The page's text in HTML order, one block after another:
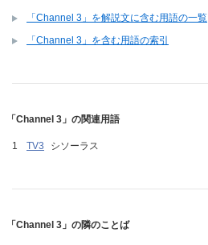
「Channel 3」を解説文に含む用語の一覧
「Channel 3」を含む用語の索引
「Channel 3」の関連用語
TV3 シソーラス
「Channel 3」の隣のことば